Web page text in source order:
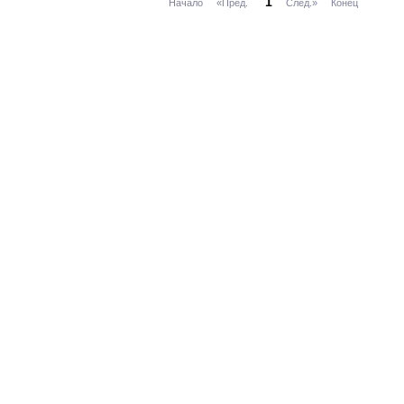
Начало «Пред. След.» Конец